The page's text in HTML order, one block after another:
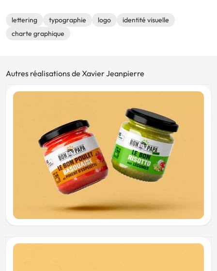
lettering typographie logo
identité visuelle
charte graphique
Autres réalisations de Xavier Jeanpierre